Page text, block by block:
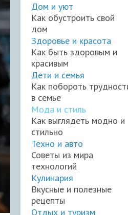
Дом и уют
Как обустроить свой
дом
Здоровье и красота
Как быть здоровым и
красивым
Дети и семья
Как побороть
в семье
Мода и стиль
Как выглядеть модно и
стильно
Техно и авто
Советы из мира
технологий
Кулинария
Вкусные и полезные
рецепты
Отдых и туризм